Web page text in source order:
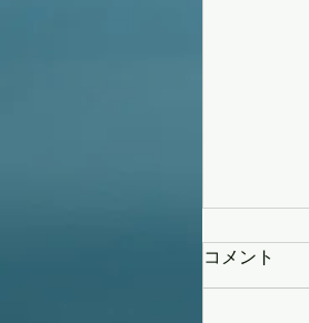
コメント